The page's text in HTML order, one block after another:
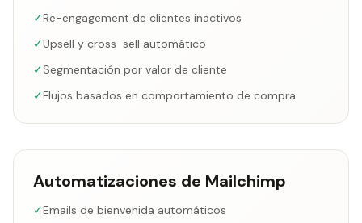
✓Re-engagement de clientes inactivos
✓Upsell y cross-sell automático
✓Segmentación por valor de cliente
✓Flujos basados en comportamiento de compra
Automatizaciones de Mailchimp
✓Emails de bienvenida automáticos